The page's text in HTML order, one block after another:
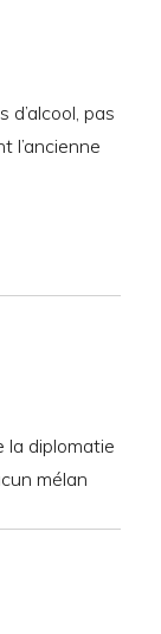
pas
l’ancienne
la diplomatie
mélan